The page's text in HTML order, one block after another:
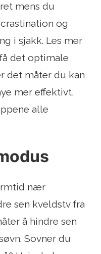
mens du
og
i sjakk. Les mer
det optimale
det måter du kan
mer effektivt,
alle
nær
sen kveldstv fra
å hindre sen
Sovner du